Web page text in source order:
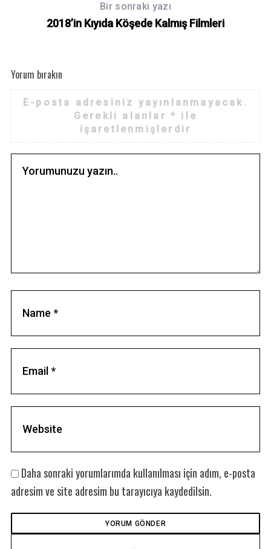
Bir sonraki yazı
2018’in Kıyıda Köşede Kalmış Filmleri
Yorum bırakın
E-posta adresiniz yayınlanmayacak.
Gerekli alanlar* ile
işaretlenmişlerdir
Daha sonraki yorumlarımda kullanılması için adım, e-posta
adresim ve site adresim bu tarayıcıya kaydedilsin.